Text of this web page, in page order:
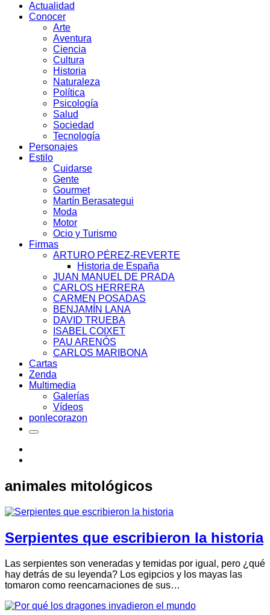
Actualidad
Conocer
Arte
Aventura
Ciencia
Cultura
Historia
Naturaleza
Política
Psicología
Salud
Sociedad
Tecnología
Personajes
Estilo
Cuidarse
Gente
Gourmet
Martín Berasategui
Moda
Motor
Ocio y Turismo
Firmas
ARTURO PÉREZ-REVERTE
Historia de España
JUAN MANUEL DE PRADA
CARLOS HERRERA
CARMEN POSADAS
BENJAMÍN LANA
DAVID TRUEBA
ISABEL COIXET
PAU ARENÓS
CARLOS MARIBONA
Cartas
Zenda
Multimedia
Galerías
Vídeos
ponlecorazon
animales mitológicos
Serpientes que escribieron la historia
Las serpientes son veneradas y temidas por igual, pero ¿qué
hay detrás de su leyenda? Los egipcios y los mayas las
tomaron como reencarnaciones de sus…